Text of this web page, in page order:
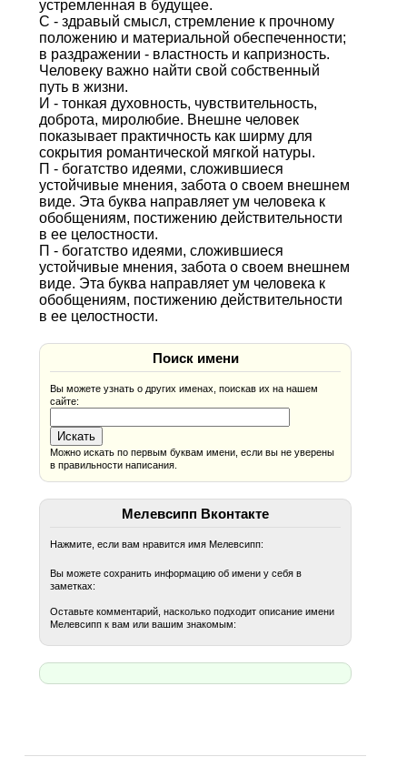
устремленная в будущее.
С - здравый смысл, стремление к прочному
положению и материальной обеспеченности;
в раздражении - властность и капризность.
Человеку важно найти свой собственный
путь в жизни.
И - тонкая духовность, чувствительность,
доброта, миролюбие. Внешне человек
показывает практичность как ширму для
сокрытия романтической мягкой натуры.
П - богатство идеями, сложившиеся
устойчивые мнения, забота о своем внешнем
виде. Эта буква направляет ум человека к
обобщениям, постижению действительности
в ее целостности.
П - богатство идеями, сложившиеся
устойчивые мнения, забота о своем внешнем
виде. Эта буква направляет ум человека к
обобщениям, постижению действительности
в ее целостности.
Поиск имени
Вы можете узнать о других именах, поискав их на нашем
сайте:
Можно искать по первым буквам имени, если вы не уверены
в правильности написания.
Мелевсипп Вконтакте
Нажмите, если вам нравится имя Мелевсипп:
Вы можете сохранить информацию об имени у себя в
заметках:
Оставьте комментарий, насколько подходит описание имени
Мелевсипп к вам или вашим знакомым: